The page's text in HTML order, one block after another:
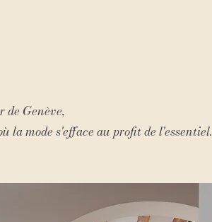
de Genève,
la mode s'efface au profit de l'essentiel.